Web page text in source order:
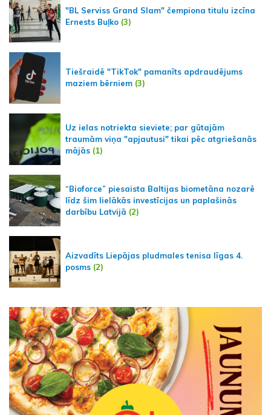
"BL Serviss Grand Slam" čempiona titulu izcīna
Ernests Buļko (3)
Tiešraidē "TikTok" pamanīts apdraudējums
maziem bērniem (3)
Uz ielas notriekta sieviete; par gūtajām
traumām viņa "apjautusi" tikai pēc atgriešanās
mājās (1)
“Bioforce” piesaista Baltijas biometāna nozarē
līdz šim lielākās investīcijas un paplašinās
darbību Latvijā (2)
Aizvadīts Liepājas pludmales tenisa līgas 4.
posms (2)